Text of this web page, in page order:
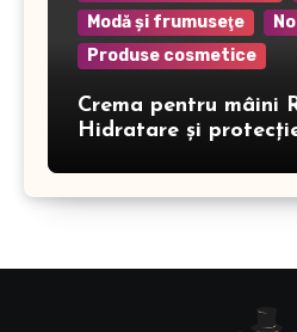
Modă şi frumuseţe
Produse cosmetice
Crema pentru mâini
Hidratare și